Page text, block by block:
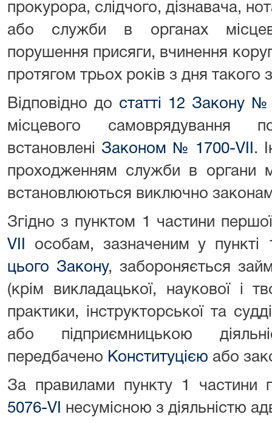
прокурора, слідчого, дізнавача,
або служби в органах
порушення присяги, вчинення
протягом трьох років з дня такого
Відповідно до статті 12 Закону
місцевого самоврядування
встановлені Законом № 1700-VII .
проходженням служби в органи
встановлюються виключно
Згідно з пунктом 1 частини
VII
особам, зазначеним у
цього Закону, забороняється
(крім викладацької, наукової і
практики, інструкторської та
або підприємницькою
передбачено Конституцією або
За правилами пункту 1 частини
5076-VI
несумісною з діяльністю